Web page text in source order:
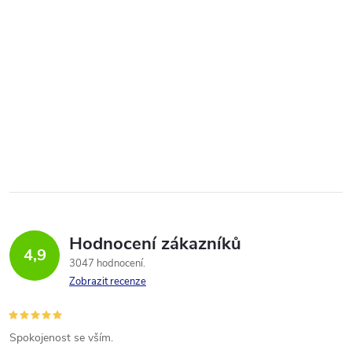
4,9 Hodnocení zákazníků
3047 hodnocení
Zobrazit recenze
Spokojenost se vším.